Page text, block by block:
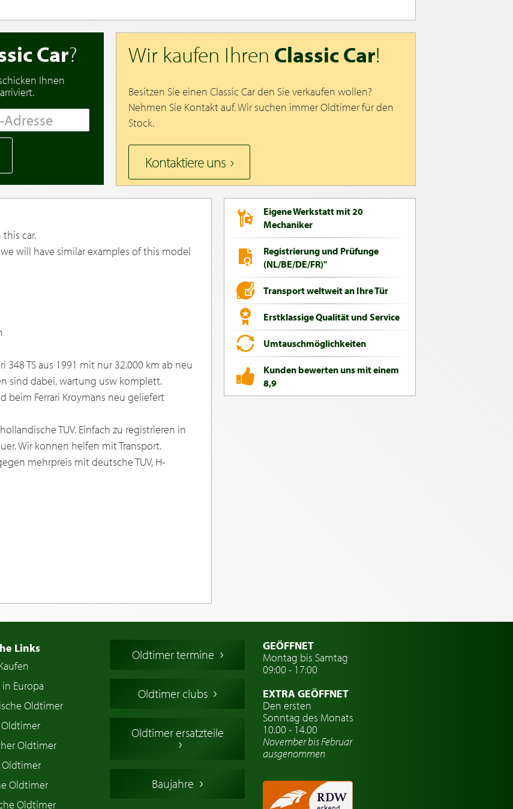
Car?
Ihnen
Wir kaufen Ihren Classic Car!
Besitzen Sie einen Classic Car den Sie verkaufen wollen?
Nehmen Sie Kontakt auf. Wir suchen immer Oldtimer für den
Stock.
Kontaktiere uns
car.
will have similar examples of this model
TS aus 1991 mit nur 32.000 km ab neu
sind dabei, wartung usw komplett.
beim Ferrari Kroymans neu geliefert
TUV. Einfach zu registrieren in
Wir konnen helfen mit Transport.
mehrpreis mit deutsche TUV, H-
Eigene Werkstatt mit 20
Mechaniker
Registrierung und Prüfunge
(NL/BE/DE/FR)"
Transport weltweit an Ihre Tür
Erstklassige Qualität und Service
Umtauschmöglichkeiten
Kunden bewerten uns mit einem
8,9
Links
Europa
Oldtimer
Oldtimer
Oldtimer
Oldtimer
Oldtimer termine
Oldtimer clubs
Oldtimer ersatzteile
Baujahre
GEÖFFNET
Montag bis Samtag
09:00 - 17:00
EXTRA GEÖFFNET
Den ersten
Sonntag des Monats
10.00 - 14.00
November bis Februar
ausgenommen